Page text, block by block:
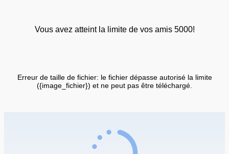
Vous avez atteint la limite de vos amis 5000!
Erreur de taille de fichier: le fichier dépasse autorisé la limite
({image_fichier}) et ne peut pas être téléchargé.